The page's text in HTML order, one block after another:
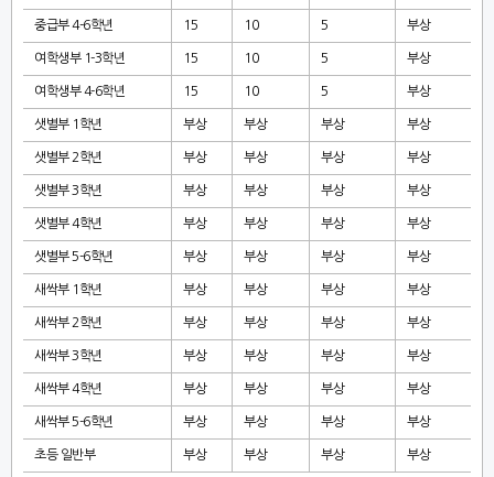
중급부4-6학년 15 10 5 부상
여학생부 1-3학년 15 10 5 부상
여학생부4-6학년 15 10 5 부상
샛별부 1 학년 부상 부상 부상 부상
샛별부 2학년 부상 부상 부상 부상
샛별부 3학년 부상 부상 부상 부상
샛별부4학년 부상 부상 부상 부상
샛별부 5-6학년 부상 부상 부상 부상
새싹부 1 학년 부상 부상 부상 부상
새싹부 2학년 부상 부상 부상 부상
새싹부 3학년 부상 부상 부상 부상
새싹부4학년 부상 부상 부상 부상
새싹부 5-6학년 부상 부상 부상 부상
초등 일반부 부상 부상 부상 부상